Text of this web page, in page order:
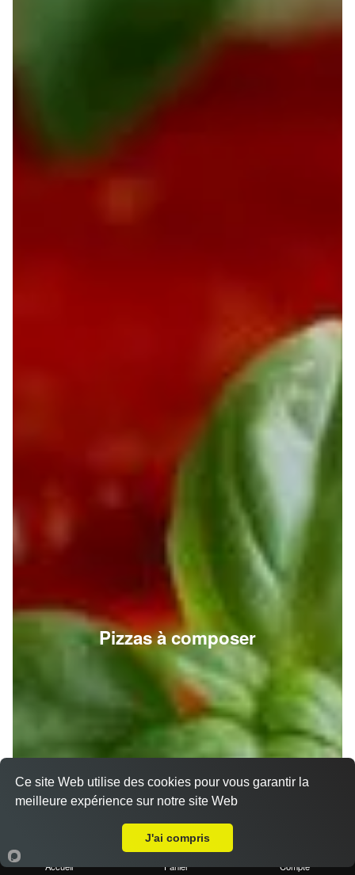
Pizzas à composer
Accueil Panier Compte
Ce site Web utilise des cookies pour vous garantir la
meilleure expérience sur notre site Web
J'ai compris